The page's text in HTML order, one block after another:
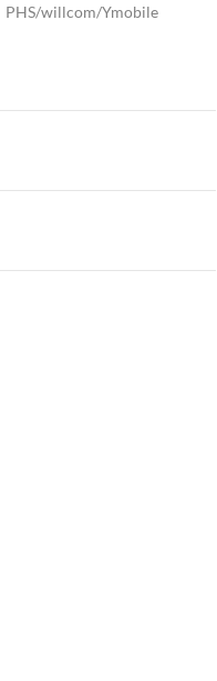
PHS/willcom/Ymobile